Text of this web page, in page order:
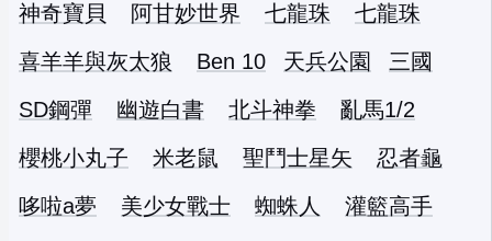
神奇寶貝
阿甘妙世界 七龍珠
七龍珠
喜羊羊與灰太狼
Ben 10 天兵公園
三國
SD鋼彈
幽遊白書 北斗神拳
亂馬1/2
櫻桃小丸子
米老鼠 聖鬥士星矢
忍者龜
哆啦a夢
美少女戰士 蜘蛛人
灌籃高手